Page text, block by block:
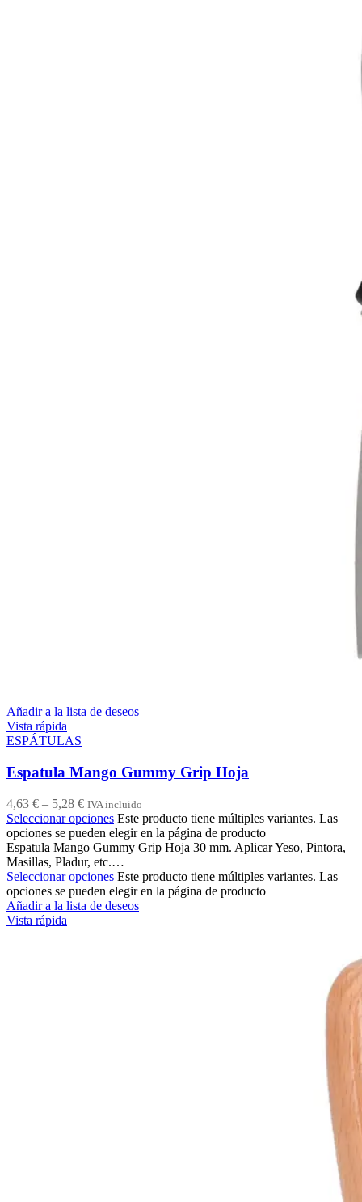
Añadir a la lista de deseos
Vista rápida
ESPÁTULAS
Espatula Mango Gummy Grip Hoja
4,63 € – 5,28 € IVA incluido
Seleccionar opciones Este producto tiene múltiples variantes. Las
opciones se pueden elegir en la página de producto
Espatula Mango Gummy Grip Hoja 30 mm. Aplicar Yeso, Pintora,
Masillas, Pladur, etc.…
Seleccionar opciones Este producto tiene múltiples variantes. Las
opciones se pueden elegir en la página de producto
Añadir a la lista de deseos
Vista rápida